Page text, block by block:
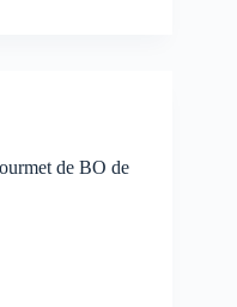
de BO de